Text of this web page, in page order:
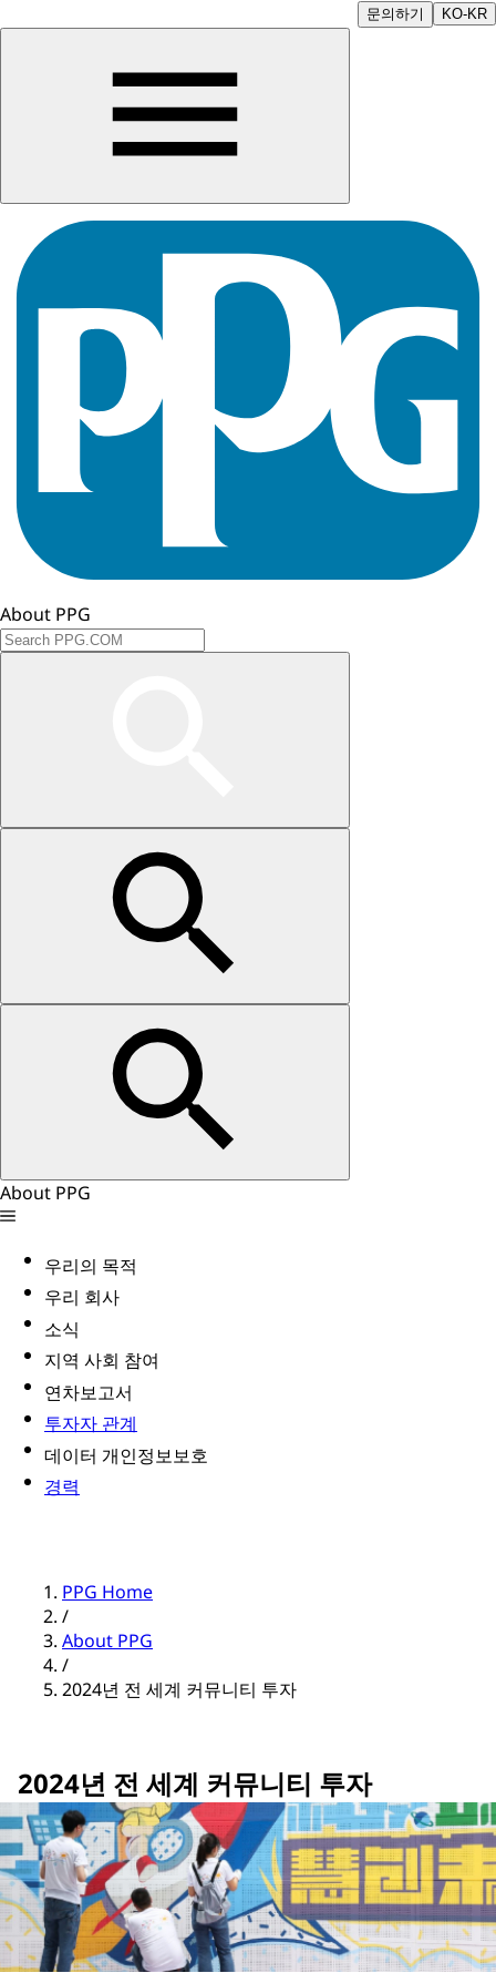
문의하기 KO-KR
About PPG
About PPG
우리의 목적
우리 회사
소식
지역 사회 참여
연차보고서
투자자 관계
데이터 개인정보보호
경력
PPG Home
/
About PPG
/
2024년 전 세계 커뮤니티 투자
2024년 전 세계 커뮤니티 투자